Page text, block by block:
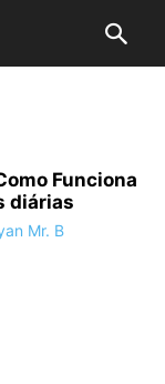
Funciona
diárias
Mr. B